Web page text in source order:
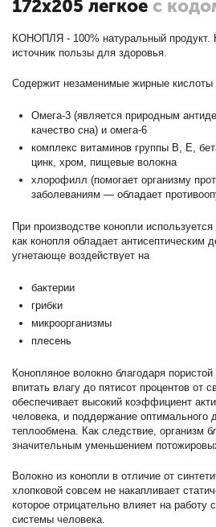
172х205 легкое с
КОНОПЛЯ - 100% натуральный продукт.
источник пользы для здоровья.
Содержит незаменимые жирные кислоты
Омега-3 (является природным
качество сна) и омега-6
комплекс витаминов группы В, Е,
цинк, хром, пищевые волокна
хлорофилл (помогает организму
заболеваниям — обладает
При производстве конопли
как конопля обладает антисептическим
угнетающе воздействует на
бактерии
грибки
микроорганизмы
плесень
Конопляное волокно благодаря
впитать влагу до пятисот процентов от
обеспечивает высокий коэффициент
человека, и поддержание оптимального
теплообмена. Как следствие, организм
значительным уменьшением
Волокно из конопли в отличие от
хлопковой совсем не накапливает
которое отрицательно влияет на работу
системы человека.